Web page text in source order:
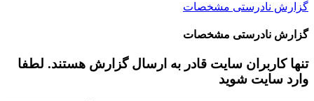
گزارش نادرستی مشخصات
گزارش نادرستی مشخصات
تنها کاربران سایت قادر به ارسال گزارش هستند. لطفا
وارد سایت شوید